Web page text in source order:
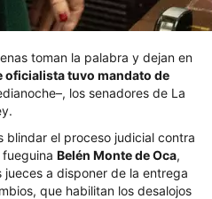
toman la palabra y dejan en
oficialista tuvo mandato de
los senadores de La
blindar el proceso judicial contra
Belén Monte de Oca,
a disponer de la entrega
que habilitan los desalojos